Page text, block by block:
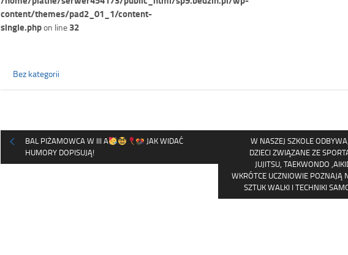
content/themes/pad2_01_1/content-
single.phpon line 32
Bez kategorii
BAL PIŻAMOWCA W III A
JAK WIDAĆ
HUMORY DOPISUJĄ!
W NASZEJ SZKOLE
DZIECI ZWIĄZANE ZE
JUJITSU, TAEKWONDO
WKRÓTCE UCZNIOWIE POZNAJĄ
SZTUK WALKI I TECHNIKI